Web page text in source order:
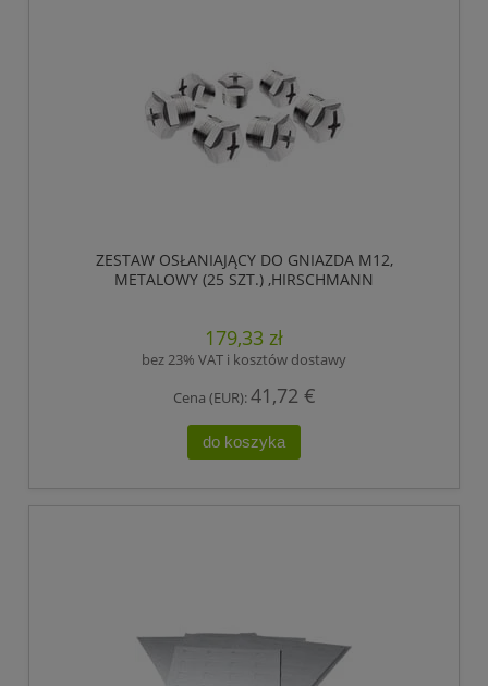
ZESTAW OSŁANIAJĄCY DO GNIAZDA M12,
METALOWY (25 SZT.) ,HIRSCHMANN
179,33 zł
bez 23% VAT i kosztów dostawy
Cena (EUR):41,72 €
do koszyka